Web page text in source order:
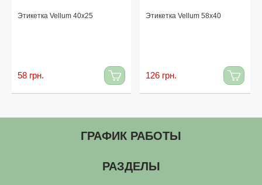
Этикетка Vellum 40x25
58 грн.
Этикетка Vellum 58x40
126 грн.
ГРАФИК РАБОТЫ
РАЗДЕЛЫ